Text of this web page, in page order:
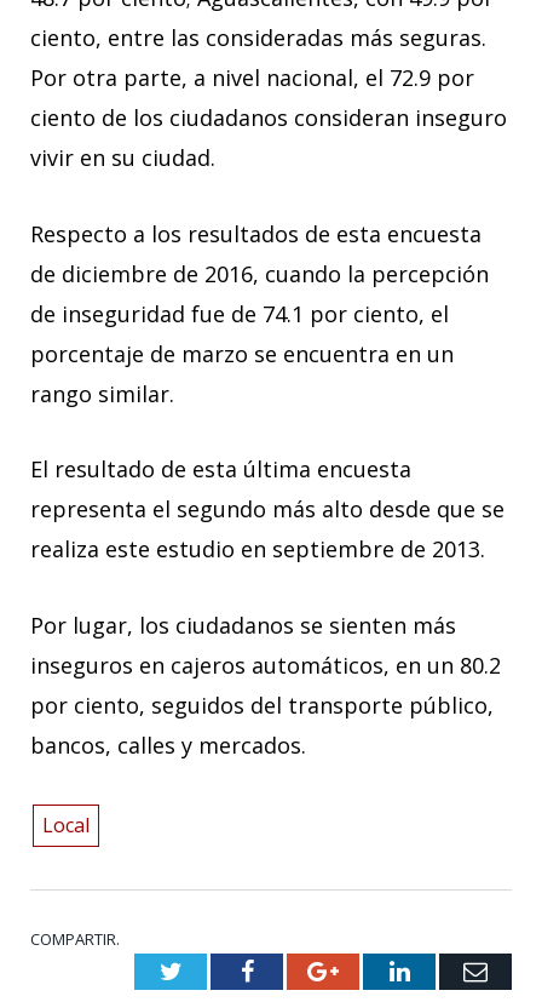
ciento, entre las consideradas más seguras.
Por otra parte, a nivel nacional, el 72.9 por
ciento de los ciudadanos consideran inseguro
vivir en su ciudad.
Respecto a los resultados de esta encuesta
de diciembre de 2016, cuando la percepción
de inseguridad fue de 74.1 por ciento, el
porcentaje de marzo se encuentra en un
rango similar.
El resultado de esta última encuesta
representa el segundo más alto desde que se
realiza este estudio en septiembre de 2013.
Por lugar, los ciudadanos se sienten más
inseguros en cajeros automáticos, en un 80.2
por ciento, seguidos del transporte público,
bancos, calles y mercados.
Local
COMPARTIR.
TwitterFacebookGoogle+LinkedIn